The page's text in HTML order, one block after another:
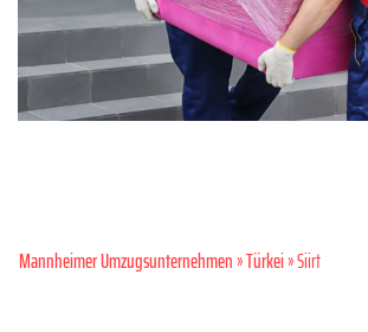
Mannheimer Umzugsunternehmen»Türkei» Siirt